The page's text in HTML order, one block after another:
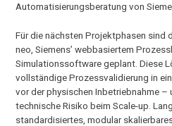
Automatisierungsberatung von
Für die nächsten Projektphasen sind
neo, Siemens’ webbasiertem
Simulationssoftware geplant. Diese
vollständige Prozessvalidierung in
vor der physischen Inbetriebnahme –
technische Risiko beim Scale-up.
standardisiertes, modular